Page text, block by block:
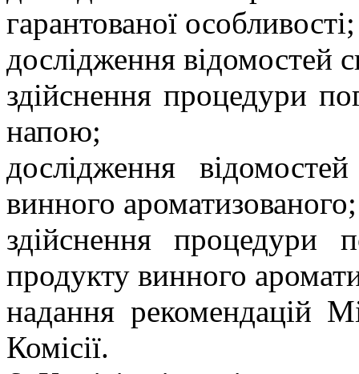
гарантованої особливості;
дослідження відомостей
здійснення процедури
напою;
дослідження
винного ароматизованого;
здійснення процедури
продукту винного
надання рекомендацій
Комісії.